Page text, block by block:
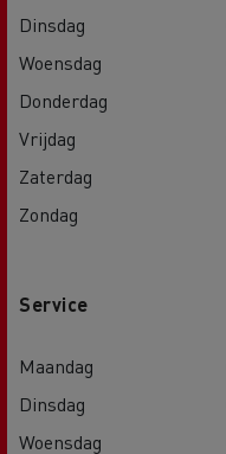
Dinsdag
Woensdag
Donderdag
Vrijdag
Zaterdag
Zondag
Service
Maandag
Dinsdag
Woensdag